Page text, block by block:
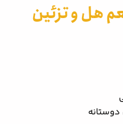
هل و تزئین